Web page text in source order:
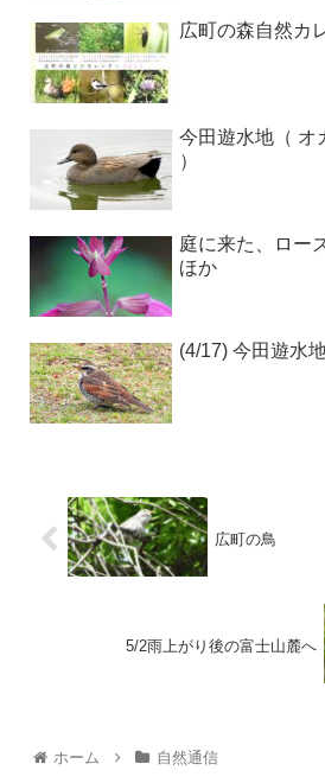
広町の森自然
今田遊水地（ オ
）
庭に来た、ロー
ほか
(4/17) 今田遊水
広町の鳥
5/2雨上がり後の富士山麓へ
ホーム 自然通信